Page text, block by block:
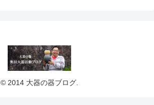
© 2014 大器の器ブログ.